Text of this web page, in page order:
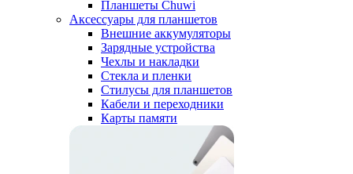
Планшеты Chuwi
Аксессуары для планшетов
Внешние аккумуляторы
Зарядные устройства
Чехлы и накладки
Стекла и пленки
Стилусы для планшетов
Кабели и переходники
Карты памяти